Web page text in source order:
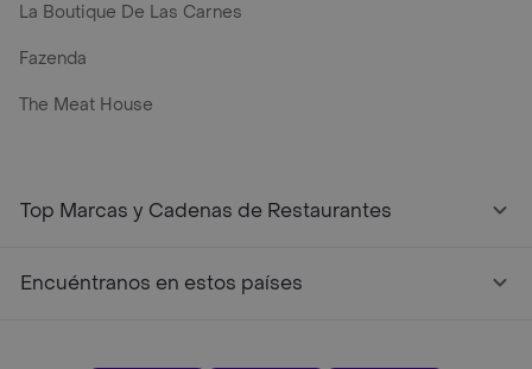
La Boutique De Las Carnes
Fazenda
The Meat House
Top Marcas y Cadenas de Restaurantes
Encuéntranos en estos países